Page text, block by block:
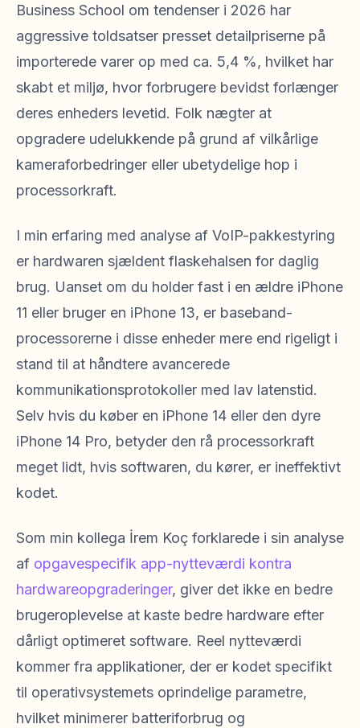
Business School om tendenser i 2026 har
aggressive toldsatser presset detailpriserne på
importerede varer op med ca. 5,4 %, hvilket har
skabt et miljø, hvor forbrugere bevidst forlænger
deres enheders levetid. Folk nægter at
opgradere udelukkende på grund af vilkårlige
kameraforbedringer eller ubetydelige hop i
processorkraft.
I min erfaring med analyse af VoIP-pakkestyring
er hardwaren sjældent flaskehalsen for daglig
brug. Uanset om du holder fast i en ældre iPhone
11 eller bruger en iPhone 13, er baseband-
processorerne i disse enheder mere end rigeligt i
stand til at håndtere avancerede
kommunikationsprotokoller med lav latenstid.
Selv hvis du køber en iPhone 14 eller den dyre
iPhone 14 Pro, betyder den rå processorkraft
meget lidt, hvis softwaren, du kører, er ineffektivt
kodet.
Som min kollega İrem Koç forklarede i sin analyse
af opgavespecifik app-nytteværdi kontra
hardwareopgraderinger, giver det ikke en bedre
brugeroplevelse at kaste bedre hardware efter
dårligt optimeret software. Reel nytteværdi
kommer fra applikationer, der er kodet specifikt
til operativsystemets oprindelige parametre,
hvilket minimerer batteriforbrug og